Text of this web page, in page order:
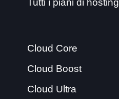
Tutti i piani di hosting
Cloud Core
Cloud Boost
Cloud Ultra